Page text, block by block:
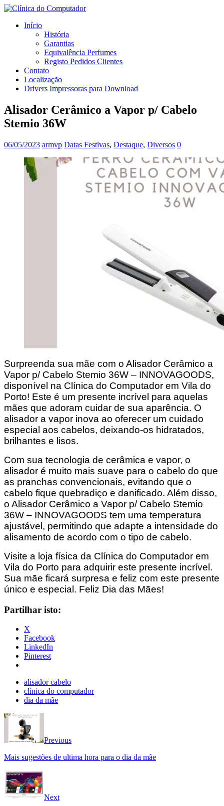
Início
História
Garantias
Equivalência Perfumes
Registo Pedidos Clientes
Contato
Localização
Drivers Impressoras para Download
Alisador Cerâmico a Vapor p/ Cabelo
Stemio 36W
06/05/2023 armvp Datas Festivas, Destaque, Diversos 0
Surpreenda sua mãe com o Alisador Cerâmico a
Vapor p/ Cabelo Stemio 36W – INNOVAGOODS,
disponível na Clínica do Computador em Vila do
Porto! Este é um presente incrível para aquelas
mães que adoram cuidar de sua aparência. O
alisador a vapor inova ao oferecer um cuidado
especial aos cabelos, deixando-os hidratados,
brilhantes e lisos.
Com sua tecnologia de cerâmica e vapor, o
alisador é muito mais suave para o cabelo do que
as pranchas convencionais, evitando que o
cabelo fique quebradiço e danificado. Além disso,
o Alisador Cerâmico a Vapor p/ Cabelo Stemio
36W – INNOVAGOODS tem uma temperatura
ajustável, permitindo que adapte a intensidade do
alisamento de acordo com o tipo de cabelo.
Visite a loja física da Clínica do Computador em
Vila do Porto para adquirir este presente incrível.
Sua mãe ficará surpresa e feliz com este presente
único e especial. Feliz Dia das Mães!
Partilhar isto:
X
Facebook
LinkedIn
Pinterest
alisador cabelo
clínica do computador
dia da mãe
Previous
Mais sugestões de ultima hora para o dia da mãe
Next